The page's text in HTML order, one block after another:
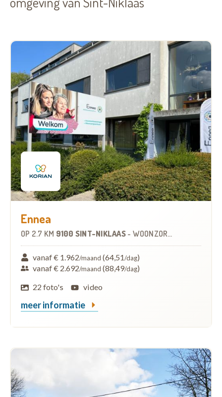
Ennea
OP 2.7 KM 9100 SINT-NIKLAAS - WOONZORGCENTRUM (WZC)
vanaf € 1.962/maand (64,51/dag)
vanaf € 2.692/maand (88,49/dag)
22 foto's
video
meer informatie